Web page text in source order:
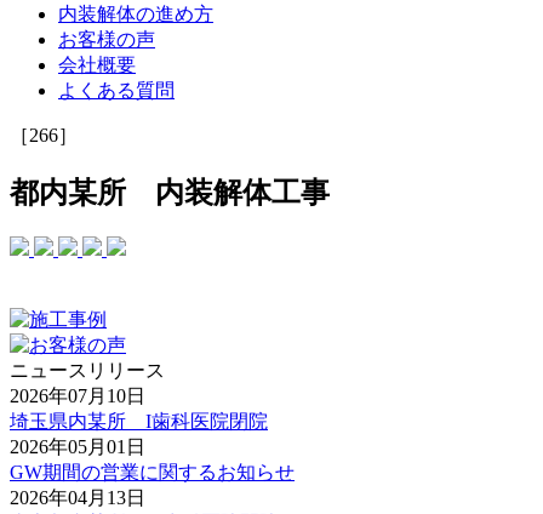
内装解体の進め方
お客様の声
会社概要
よくある質問
［266］
都内某所 内装解体工事
ニュースリリース
2026年07月10日
埼玉県内某所 I歯科医院閉院
2026年05月01日
GW期間の営業に関するお知らせ
2026年04月13日